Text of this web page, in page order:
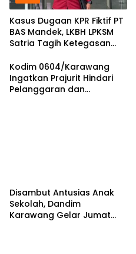
Kasus Dugaan KPR Fiktif PT
BAS Mandek, LKBH LPKSM
Satria Tagih Ketegasan
Kodim 0604/Karawang
Ingatkan Prajurit Hindari
Pelanggaran dan
Disambut Antusias Anak
Sekolah, Dandim
Karawang Gelar Jumat